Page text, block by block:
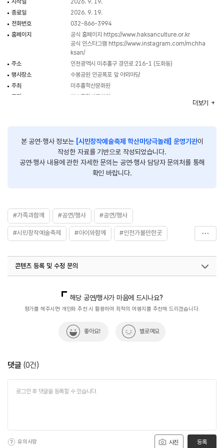
종료일
2026. 9. 19.
전화번호
032-866-3994
홈페이지
공식 홈페이지 https://www.haksanculture.or.kr
공식 인스타그램 https://www.instagram.com/mchha
ksan/
주소
인천광역시 미추홀구 경인로 216-1 (도화동)
행사장소
수봉공원 인공폭포 앞 야외마당
주최
미추홀학산문화원
주관
미추홀학산문화원
더보기
본 공연·행사 정보는 [시민창작예술축제 학산마당극놀래] 운영기관이
작성한 자료를 기반으로 작성되었습니다.
공연·행사 내용에 관한 자세한 문의는 공연·행사 담당자 문의처를 통해
확인 바랍니다.
#가족과함께 #공연/행사 #공연/행사
#시민창작예술축제 #아이와함께 #인천가볼만한곳
콘텐츠 등록 및 수정 문의
해당 공연/행사가 마음에 드시나요?
평가를 해주시면 개인화 추천 시 활용하여 최적의 여행지를 추천해 드리겠습니다.
좋아요! 별로예요
댓글 (0건)
사진
유의사항 등록